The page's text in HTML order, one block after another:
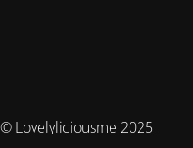
© Lovelyliciousme 2025